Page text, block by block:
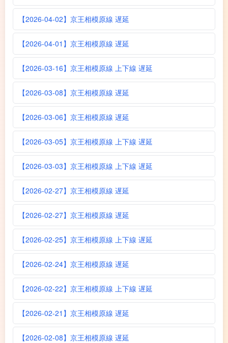
【2026-04-02】京王相模原線 遅延
【2026-04-01】京王相模原線 遅延
【2026-03-16】京王相模原線 上下線 遅延
【2026-03-08】京王相模原線 遅延
【2026-03-06】京王相模原線 遅延
【2026-03-05】京王相模原線 上下線 遅延
【2026-03-03】京王相模原線 上下線 遅延
【2026-02-27】京王相模原線 遅延
【2026-02-27】京王相模原線 遅延
【2026-02-25】京王相模原線 上下線 遅延
【2026-02-24】京王相模原線 遅延
【2026-02-22】京王相模原線 上下線 遅延
【2026-02-21】京王相模原線 遅延
【2026-02-08】京王相模原線 遅延